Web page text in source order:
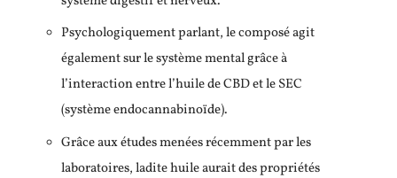
Psychologiquement parlant, le composé agit
également sur le système mental grâce à
l’interaction entre l’huile de CBD et le SEC
(système endocannabinoïde).
Grâce aux études menées récemment par les
laboratoires, ladite huile aurait des propriétés